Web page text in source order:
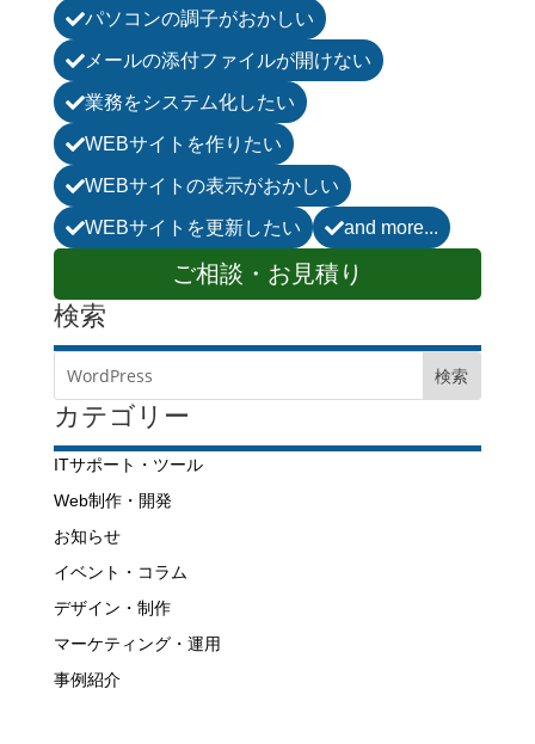
パソコンの調子がおかしい
メールの添付ファイルが開けない
業務をシステム化したい
WEBサイトを作りたい
WEBサイトの表示がおかしい
WEBサイトを更新したい and more...
ご相談・お見積り
検索
カテゴリー
ITサポート・ツール
Web制作・開発
お知らせ
イベント・コラム
デザイン・制作
マーケティング・運用
事例紹介